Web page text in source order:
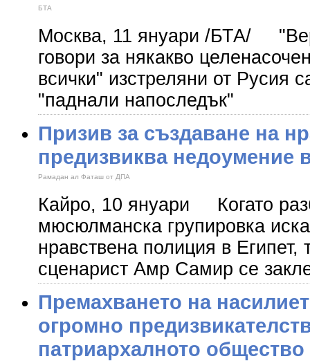
БТА
Москва, 11 януари /БТА/
говори за някакво
всички" изстреляни от Русия
"паднали напоследък"
Призив за създаване на
предизвиква недоумение
Рамадан ал Фаташ от ДПА
Кайро, 10 януари Когато
мюсюлманска групировка
нравствена полиция в Египет,
сценарист Амр Самир се
Премахването на
огромно
патриархалното